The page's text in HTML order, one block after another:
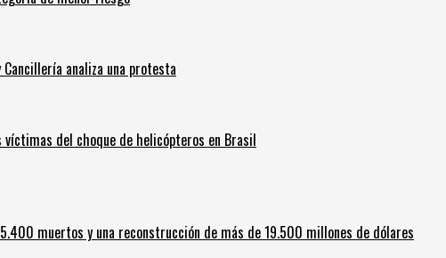
analiza una protesta
del choque de helicópteros en Brasil
muertos y una reconstrucción de más de 19.500 millones de dólares